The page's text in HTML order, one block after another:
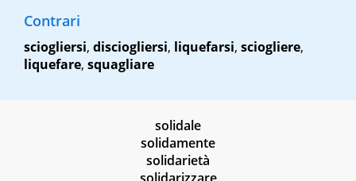
Contrari
sciogliersi, disciogliersi, liquefarsi, sciogliere,
liquefare, squagliare
solidale
solidamente
solidarietà